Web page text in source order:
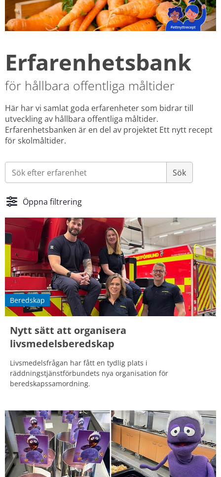
Erfarenhets­bank
för hållbara offentliga måltider
Här har vi samlat goda erfarenheter som bidrar till
utveckling av hållbara offentliga måltider.
Erfarenhetsbanken är en del av projektet Ett nytt recept
för skolmåltider.
Öppna filtrering
Beredskap
Nytt sätt att organisera
livsmedelsberedskap
Livsmedelsfrågan har fått en tydlig plats i
räddningstjänstförbundets nya organisation för
beredskapssamordning.